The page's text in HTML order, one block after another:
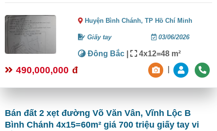
Huyện Bình Chánh,TP Hồ Chí Minh
Giấy tay 03/06/2026
Đông Bắc | 4x12=48 m²
490,000,000 đ
Bán đất 2 xẹt đường Võ Văn Vân, Vĩnh Lộc B
Bình Chánh 4x15=60m² giá 700 triệu giấy tay vi